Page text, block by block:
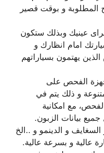
المطلوبة و بوقت قصير
عينيك وبذلك ستكون
امام انظارك و
يهتمون بسياراتهم
الفحص على
و ذلك يتم في
مع امكانية
بيانات الزبون.
السغايف و الدينمو و ..الخ
عالية و بسرعة عالية.